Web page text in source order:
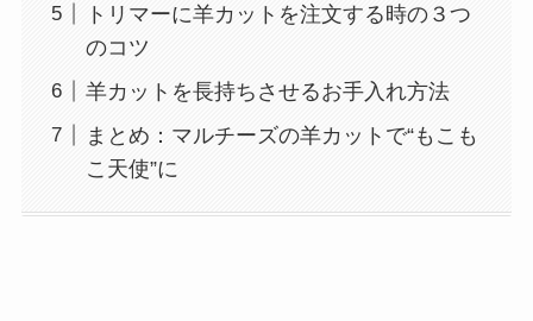
トリマーに羊カットを注文する時の３つ
のコツ
羊カットを長持ちさせるお手入れ方法
まとめ：マルチーズの羊カットで“もこも
こ天使”に